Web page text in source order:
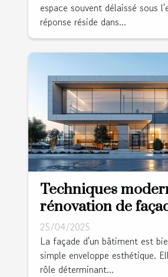
espace souvent délaissé sous
réponse réside dans...
Techniques
rénovation de
leur importance
environnementale
25/04/2025
La façade d'un bâtiment est
simple enveloppe esthétique.
rôle déterminant...